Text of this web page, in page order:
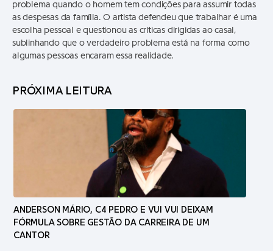
problema quando o homem tem condições para assumir todas
as despesas da família. O artista defendeu que trabalhar é uma
escolha pessoal e questionou as críticas dirigidas ao casal,
sublinhando que o verdadeiro problema está na forma como
algumas pessoas encaram essa realidade.
PRÓXIMA LEITURA
ANDERSON MÁRIO, C4 PEDRO E VUI VUI DEIXAM
FÓRMULA SOBRE GESTÃO DA CARREIRA DE UM
CANTOR